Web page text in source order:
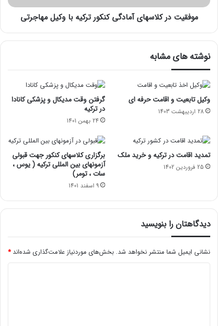
موفقیت در کلاسهای آمادگی کنکور ترکیه با وکیل مهاجرتی
نوشته های مشابه
وکیل تابعیت و اقامت حرفه ای
28 اردیبهشت 1403
گرفتن وقت مدیکال و پزشکی کانادا
در ترکیه
24 بهمن 1401
تمدید اقامت در ترکیه و خرید ملک
25 فروردین 1402
برگزاری کلاسهای کنکور جهت قبولی
آزمونهای بین المللی ترکیه ( یوس ،
سات ، تومر)
9 اسفند 1401
دیدگاهتان را بنویسید
نشانی ایمیل شما منتشر نخواهد شد. بخش‌های موردنیاز علامت‌گذاری شده‌اند*